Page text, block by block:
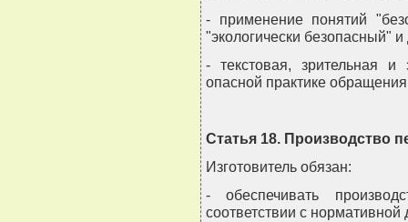
- применение понятий
"экологически безопасный"
- текстовая, зрительная
опасной практике
Статья 18. Производство
Изготовитель обязан:
- обеспечивать
соответствии с нормативной